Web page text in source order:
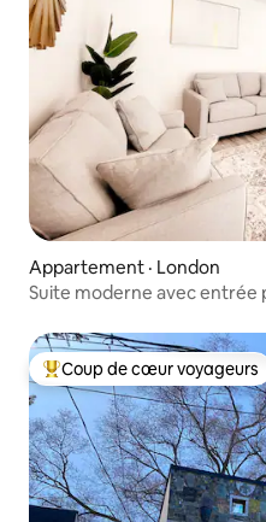
Appartement · London
Suite moderne avec entrée
Coup de cœur voyageurs
Coup de cœur voyageurs